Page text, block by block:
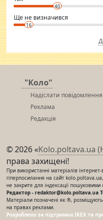
40
Ще не визначився
16
"Коло"
Надіслати повідомлення
Реклама
Редакція
© 2026 «Kolo.poltava.ua
права захищені!
При використанні матеріалів
гіперпосилання на сайт kolo.poltava.ua,
не закрите для індексації пошуковими
Редактор - redaktor@kolo.poltava.ua
Матеріали позначені як ®,
на правах реклами.
Розроблено за підтримки IREX та